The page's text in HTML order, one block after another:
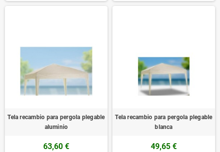
Tela recambio para pergola plegable
aluminio
63,60 €
Tela recambio para pergola plegable
blanca
49,65 €